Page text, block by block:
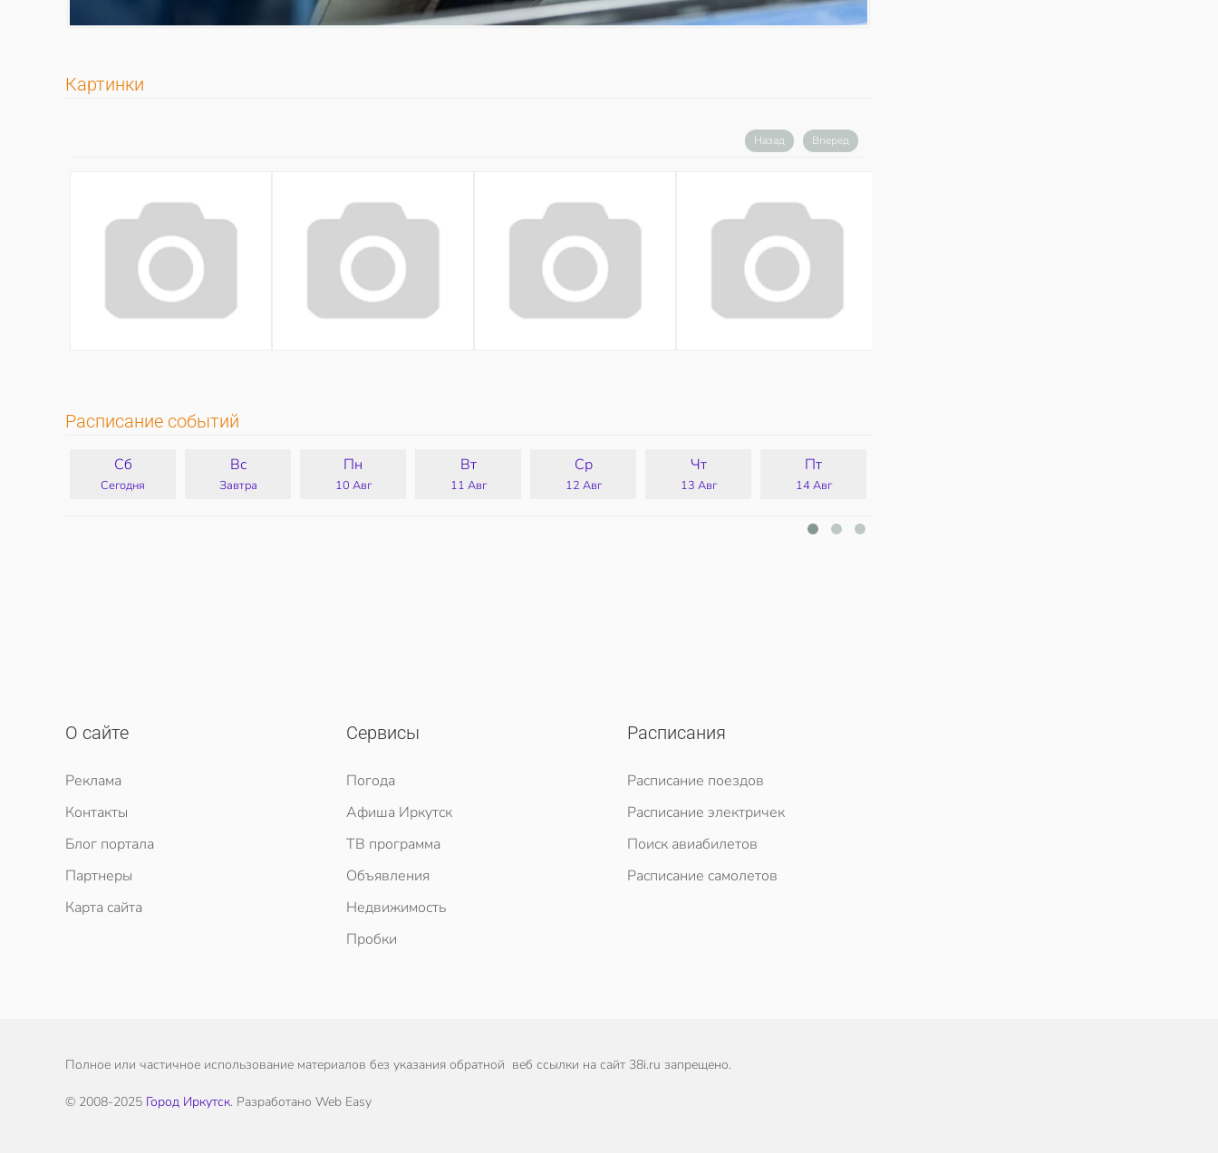
Картинки
Назад Вперед
Расписание событий
Сб
Сегодня
Вс
Завтра
Пн
10 Авг
Вт
11 Авг
Ср
12 Авг
Чт
13 Авг
Пт
14 Авг
О сайте
Реклама
Контакты
Блог портала
Партнеры
Карта сайта
Сервисы
Погода
Афиша Иркутск
ТВ программа
Объявления
Недвижимость
Пробки
Расписания
Расписание поездов
Расписание электричек
Поиск авиабилетов
Расписание самолетов
Полное или частичное использование материалов без указания обратной веб ссылки на сайт 38i.ru запрещено.
© 2008-2025 Город Иркутск. Разработано Web Easy